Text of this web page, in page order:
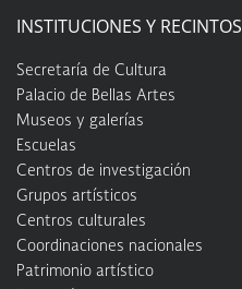
INSTITUCIONES Y RECINTOS
Secretaría de Cultura
Palacio de Bellas Artes
Museos y galerías
Escuelas
Centros de investigación
Grupos artísticos
Centros culturales
Coordinaciones nacionales
Patrimonio artístico